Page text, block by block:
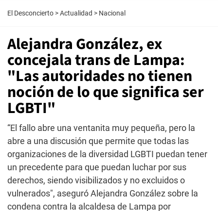
El Desconcierto >Actualidad > Nacional
Alejandra González, ex
concejala trans de Lampa:
"Las autoridades no tienen
noción de lo que significa ser
LGBTI"
“El fallo abre una ventanita muy pequeña, pero la
abre a una discusión que permite que todas las
organizaciones de la diversidad LGBTI puedan tener
un precedente para que puedan luchar por sus
derechos, siendo visibilizados y no excluidos o
vulnerados", aseguró Alejandra González sobre la
condena contra la alcaldesa de Lampa por